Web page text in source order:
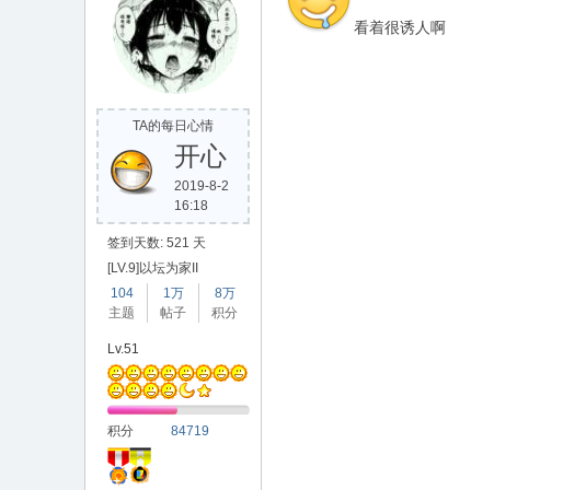
TA的每日心情
开心
2019-8-2
16:18
签到天数: 521 天
[LV.9]以坛为家II
104
主题
1万
帖子
8万
积分
Lv.51
积分 84719
看着很诱人啊